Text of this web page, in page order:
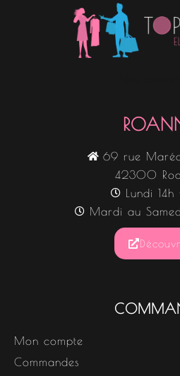
69 rue
42300
Lundi 14h
Mardi au
Mon compte
Commandes